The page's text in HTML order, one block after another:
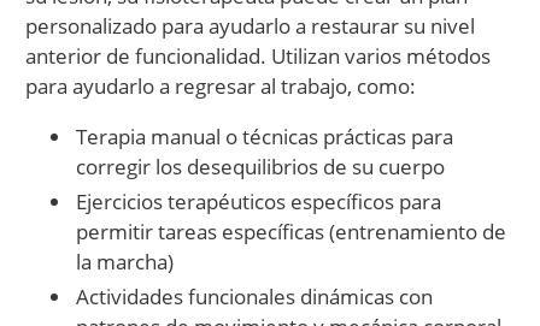
personalizado para ayudarlo a restaurar su nivel
anterior de funcionalidad. Utilizan varios métodos
para ayudarlo a regresar al trabajo, como:
Terapia manual o técnicas prácticas para
corregir los desequilibrios de su cuerpo
Ejercicios terapéuticos específicos para
permitir tareas específicas (entrenamiento de
la marcha)
Actividades funcionales dinámicas con